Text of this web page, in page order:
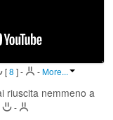
[8 ]- -More...
riuscita nemmeno a
-